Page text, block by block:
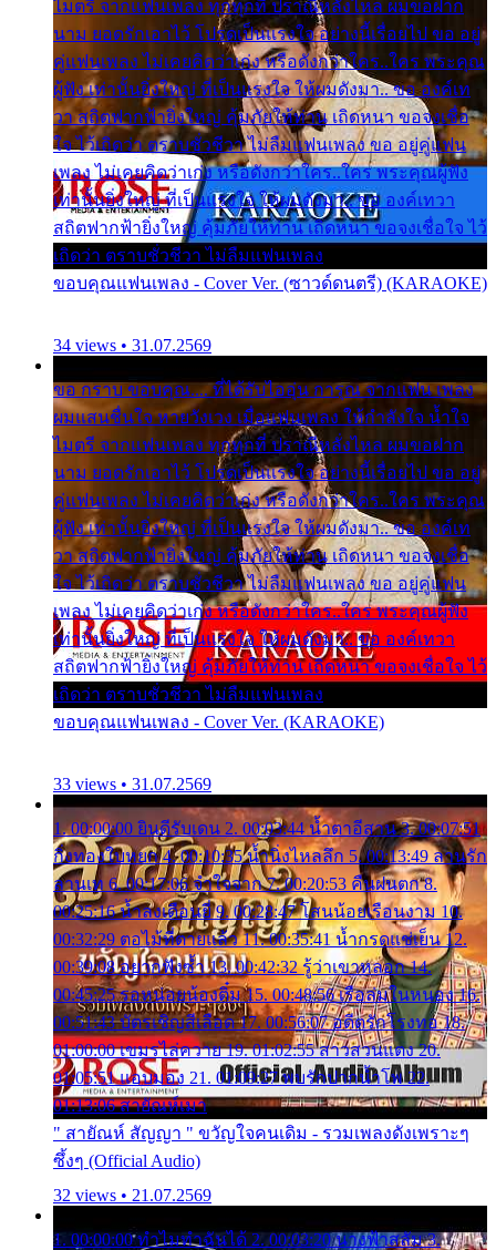
ไมตรี จากแฟนเพลง ทุกทุกที่ ปราณีหลั่งไหล ผมขอฝาก
นาม ยอดรักเอาไว้ โปรดเป็นแรงใจ อย่างนี้เรื่อยไป ขอ อยู่
คู่แฟนเพลง ไม่เคยคิดว่าเก่ง หรือดังกว่าใคร..ใคร พระคุณ
ผู้ฟัง เท่านั้นยิ่งใหญ่ ที่เป็นแรงใจ ให้ผมดังมา.. ขอ องค์เท
วา สถิตฟากฟ้ายิ่งใหญ่ คุ้มภัยให้ท่าน เถิดหนา ขอจงเชื่อ
ใจ ไว้เถิดว่า ตราบชั่วชีวา ไม่ลืมแฟนเพลง ขอ อยู่คู่แฟน
เพลง ไม่เคยคิดว่าเก่ง หรือดังกว่าใคร..ใคร พระคุณผู้ฟัง
เท่านั้นยิ่งใหญ่ ที่เป็นแรงใจ ให้ผมดังมา.. ขอ องค์เทวา
สถิตฟากฟ้ายิ่งใหญ่ คุ้มภัยให้ท่าน เถิดหนา ขอจงเชื่อใจ ไว้
เถิดว่า ตราบชั่วชีวา ไม่ลืมแฟนเพลง
ขอบคุณแฟนเพลง - Cover Ver. (ซาวด์ดนตรี) (KARAOKE)
34 views • 31.07.2569
ขอ กราบ ขอบคุณ.... ที่ได้รับไออุ่น การุณ จากแฟน เพลง
ผมแสนชื่นใจ หายวังเวง เมื่อแฟนเพลง ให้กำลังใจ น้ำใจ
ไมตรี จากแฟนเพลง ทุกทุกที่ ปราณีหลั่งไหล ผมขอฝาก
นาม ยอดรักเอาไว้ โปรดเป็นแรงใจ อย่างนี้เรื่อยไป ขอ อยู่
คู่แฟนเพลง ไม่เคยคิดว่าเก่ง หรือดังกว่าใคร..ใคร พระคุณ
ผู้ฟัง เท่านั้นยิ่งใหญ่ ที่เป็นแรงใจ ให้ผมดังมา.. ขอ องค์เท
วา สถิตฟากฟ้ายิ่งใหญ่ คุ้มภัยให้ท่าน เถิดหนา ขอจงเชื่อ
ใจ ไว้เถิดว่า ตราบชั่วชีวา ไม่ลืมแฟนเพลง ขอ อยู่คู่แฟน
เพลง ไม่เคยคิดว่าเก่ง หรือดังกว่าใคร..ใคร พระคุณผู้ฟัง
เท่านั้นยิ่งใหญ่ ที่เป็นแรงใจ ให้ผมดังมา.. ขอ องค์เทวา
สถิตฟากฟ้ายิ่งใหญ่ คุ้มภัยให้ท่าน เถิดหนา ขอจงเชื่อใจ ไว้
เถิดว่า ตราบชั่วชีวา ไม่ลืมแฟนเพลง
ขอบคุณแฟนเพลง - Cover Ver. (KARAOKE)
33 views • 31.07.2569
1. 00:00:00 ยินดีรับเดน 2. 00:03:44 น้ำตาอีสาน 3. 00:07:51
กิ่งทองใบหยก 4. 00:10:35 น้ำนิ่งไหลลึก 5. 00:13:49 ลานรัก
ลานเท 6. 00:17:06 จำใจจาก 7. 00:20:53 คืนฝนตก 8.
00:25:16 น้ำลงเดือนยี่ 9. 00:28:47 โสนน้อยเรือนงาม 10.
00:32:29 ตอไม้ที่ตายแล้ว 11. 00:35:41 น้ำกรดแช่เย็น 12.
00:39:08 อยากฟังซ้ำ 13. 00:42:32 รู้ว่าเขาหลอก 14.
00:45:25 รอหน่อยน้องติ๋ม 15. 00:48:56 เรือล่มในหนอง 16.
00:51:43 บัตรเชิญสีเลือด 17. 00:56:07 อดีตรักโรงทอ 18.
01:00:00 เขมรไล่ควาย 19. 01:02:55 สาวสวนแตง 20.
01:05:51 แอบมอง 21. 01:09:27 พบรักปากน้ำโพ 22.
01:13:06 สายัณห์เมา
" สายัณห์ สัญญา " ขวัญใจคนเดิม - รวมเพลงดังเพราะๆ
ซึ้งๆ (Official Audio)
32 views • 21.07.2569
1. 00:00:00 ทำไมทำฉันได้ 2. 00:03:20 นางฟ้าสลัม 3.